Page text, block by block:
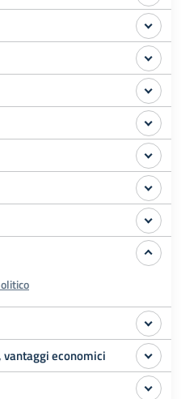
economici